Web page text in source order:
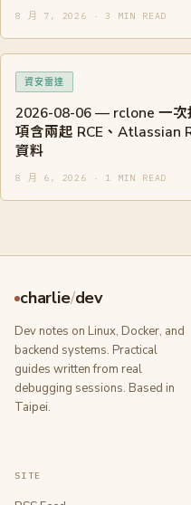
8 月 7, 2026 · 3 MIN READ
資安雷達
2026-08-06 — rclone 一次
項含兩起 RCE、Atlassian
資料
8 月 6, 2026 · 1 MIN READ
charlie/dev
Dev notes on Linux, Docker, and
backend systems. Practical
guides written from real
debugging sessions. Based in
Taipei.
SITE